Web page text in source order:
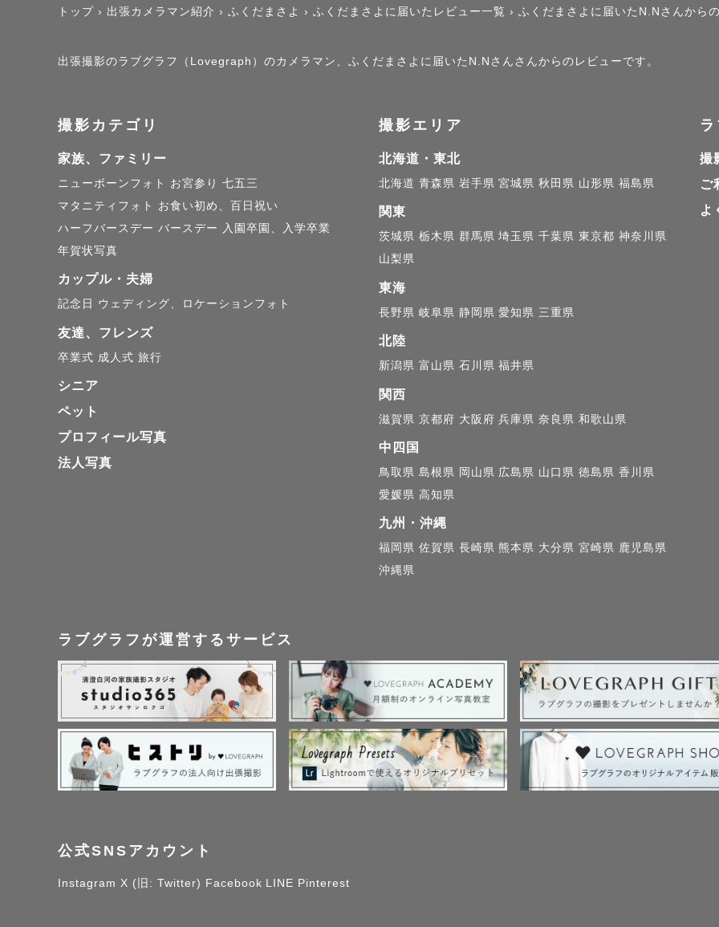
◎ご予約に関して◎ 【R8年6月現在】
暑さを避けて撮影できる、早朝や夕方の時間帯、またおうちでの撮影がおす
また秋以降の撮影、そして、七五三撮影のご予約も受け付けております👘
特に9月以降はご予約が埋まりやすい時期となりますので、ご希望の方はお早
☺️
早めにご予約いただくことで、各種キャンペーンや割引をご利用いただける
現在、本業の働き方を調整し、平日・休日問わず柔軟に撮影対応が可能です🌿
撮影日程は、早めにご相談いただくことでよりご希望に沿ったご案内がしや
一部日程はクローズしておりますが、日程によってはご案内可能な場合もご
ご希望の方は、DMまたは公式LINEよりお気軽にお問い合わせください✨
京都・大阪・奈良・滋賀・兵庫を中心に、関西エリアで撮影可能。旅行が趣
タイミングによっては、交通費を抑えてお伺いできることもあるためご相談
午前の撮影開始時間： 9時頃から
午後の撮影開始時間： 15時頃から
また、前後の撮影場所やスケジュールの都合により柔軟に対応可能ですので
さい。
京都：御香宮神社（自転車で向かいます🚲💨）・石清水八幡宮・下鴨神社・
トップ › 出張カメラマン紹介 › ふくだまさよ › ふくだまさよに届いたレビュー一覧 › ふくだまさよに届いたN.Nさんから
出張撮影のラブグラフ（Lovegraph）のカメラマン、ふくだまさよに届いたN.Nさんさんからのレビューです。
撮影カテゴリ
家族、ファミリー
ニューボーンフォト お宮参り 七五三
マタニティフォト
お食い初め、百日祝い
ハーフバースデー バースデー
入園卒園、入学卒業
年賀状写真
カップル・夫婦
記念日 ウェディング、ロケーションフォト
友達、フレンズ
卒業式 成人式 旅行
シニア
ペット
プロフィール写真
法人写真
撮影エリア
北海道・東北
北海道 青森県 岩手県 宮城県 秋田県 山形県 福島県
関東
茨城県 栃木県 群馬県 埼玉県 千葉県 東京都 神奈川県
山梨県
東海
長野県 岐阜県 静岡県 愛知県 三重県
北陸
新潟県 富山県 石川県 福井県
関西
滋賀県 京都府 大阪府 兵庫県 奈良県 和歌山県
中四国
鳥取県 島根県 岡山県 広島県 山口県 徳島県 香川県
愛媛県 高知県
九州・沖縄
福岡県 佐賀県 長崎県 熊本県 大分県 宮崎県 鹿児島県
沖縄県
撮
ご
よ
ラブグラフが運営するサービス
公式SNSアカウント
Instagram X (旧: Twitter) Facebook LINE Pinterest